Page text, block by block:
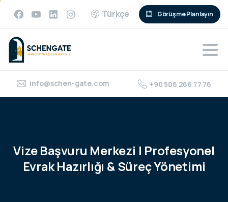
Türkçe Görüşme Planlayın
info@schen-gate.com +90 506 266 77 76
Vize Başvuru Merkezi | Profesyonel
Evrak Hazırlığı &SüreçYönetimi